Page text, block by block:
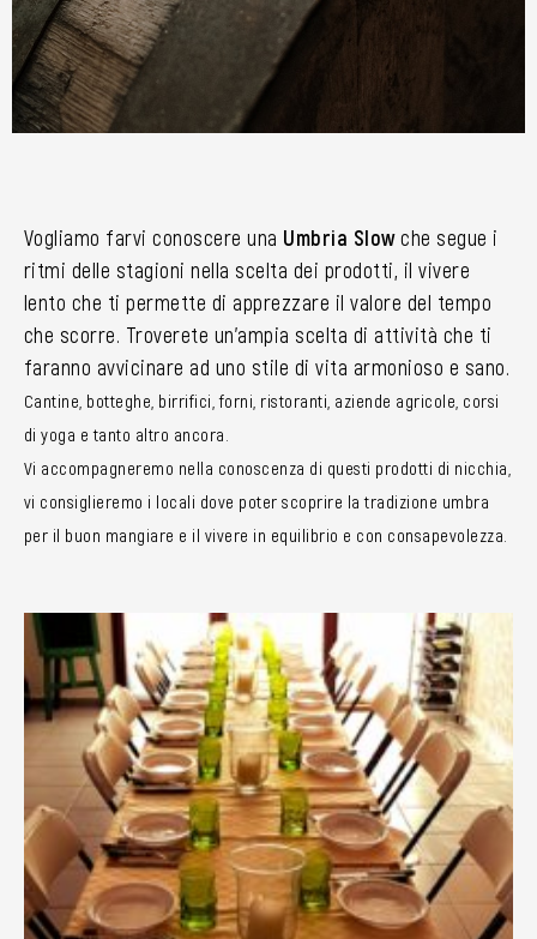
Vogliamo farvi conoscere una Umbria Slowche segue i
ritmi delle stagioni nella scelta dei prodotti, il vivere
lento che ti permette di apprezzare il valore del tempo
che scorre. Troverete un’ampia scelta di attività che ti
faranno avvicinare ad uno stile di vita armonioso e sano.
Cantine, botteghe, birrifici, forni, ristoranti, aziende agricole, corsi
di yoga e tanto altro ancora.
Vi accompagneremo nella conoscenza di questi prodotti di nicchia,
vi consiglieremo i locali dove poter scoprire la tradizione umbra
per il buon mangiare e il vivere in equilibrio e con consapevolezza.